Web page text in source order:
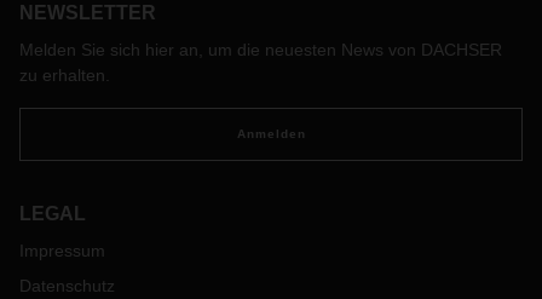
NEWSLETTER
Melden Sie sich hier an, um die neuesten News von DACHSER
zu erhalten.
Anmelden
LEGAL
Impressum
Datenschutz